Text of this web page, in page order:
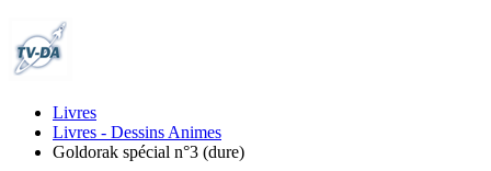
Livres
Livres - Dessins Animes
Goldorak spécial n°3 (dure)